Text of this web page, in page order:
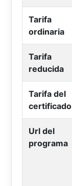
Tarifa
ordinaria
Tarifa
reducida
Tarifa del
certificado
Url del
programa